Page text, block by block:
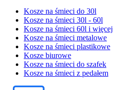
Kosze na śmieci do 30l
Kosze na śmieci 30l - 60l
Kosze na śmieci 60l i więcej
Kosze na śmieci metalowe
Kosze na śmieci plastikowe
Kosze biurowe
Kosze na śmieci do szafek
Kosze na śmieci z pedałem